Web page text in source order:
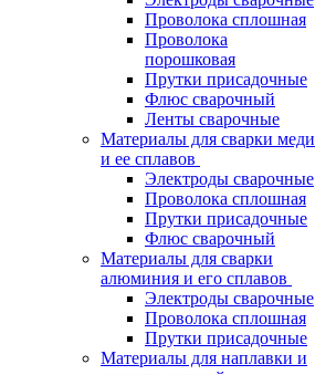
Проволока сплошная
Проволока
порошковая
Прутки присадочные
Флюс сварочный
Ленты сварочные
Материалы для сварки меди
и ее сплавов
Электроды сварочные
Проволока сплошная
Прутки присадочные
Флюс сварочный
Материалы для сварки
алюминия и его сплавов
Электроды сварочные
Проволока сплошная
Прутки присадочные
Материалы для наплавки и